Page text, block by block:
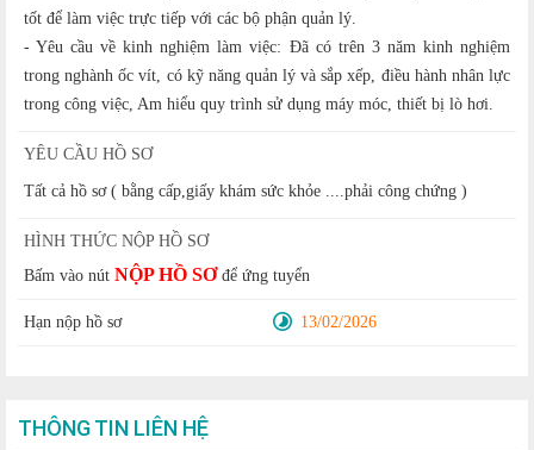
tốt để làm việc trực tiếp với các bộ phận quản lý.
- Yêu cầu về kinh nghiệm làm việc: Đã có trên 3 năm kinh nghiệm
trong nghành ốc vít, có kỹ năng quản lý và sắp xếp, điều hành nhân lực
trong công việc, Am hiểu quy trình sử dụng máy móc, thiết bị lò hơi.
YÊU CẦU HỒ SƠ
Tất cả hồ sơ ( bằng cấp,giấy khám sức khỏe ....phải công chứng )
HÌNH THỨC NỘP HỒ SƠ
Bấm vào nút NỘP HỒ SƠđể ứng tuyển
Hạn nộp hồ sơ 13/02/2026
THÔNG TIN LIÊN HỆ